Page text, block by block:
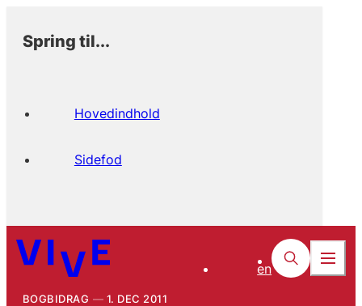
Spring til...
Hovedindhold
Sidefod
en
BOGBIDRAG 1. DEC 2011